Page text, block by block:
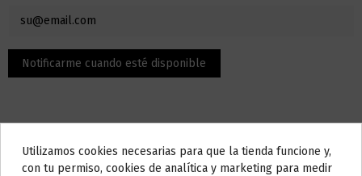
Do not show again.
Utilizamos cookies necesarias para que la tienda funcione y,
con tu permiso, cookies de analítica y marketing para medir